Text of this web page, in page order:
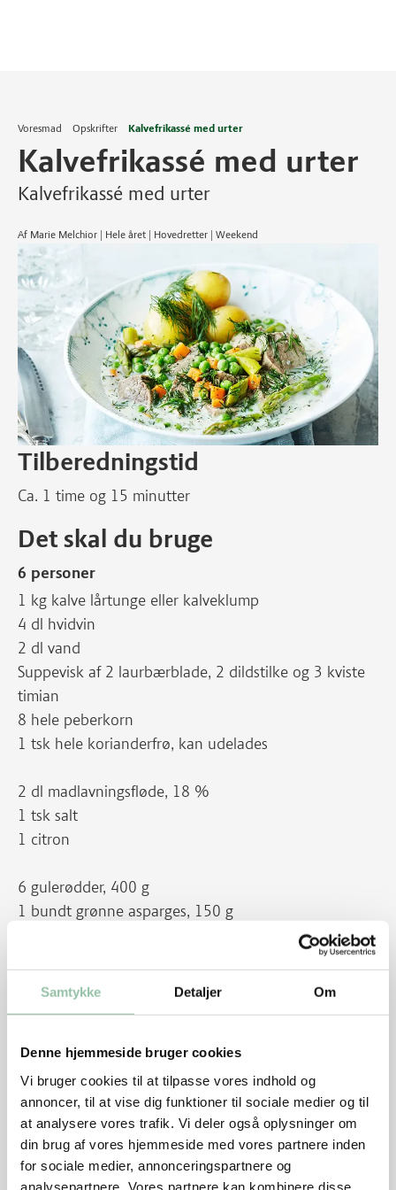
Samtykke Detaljer Om
Denne hjemmeside bruger cookies
Vi bruger cookies til at tilpasse vores indhold og
annoncer, til at vise dig funktioner til sociale medier og til
at analysere vores trafik. Vi deler også oplysninger om
din brug af vores hjemmeside med vores partnere inden
for sociale medier, annonceringspartnere og
analysepartnere. Vores partnere kan kombinere disse
Voresmad Opskrifter Kalvefrikassé med urter
Kalvefrikassé med urter
Kalvefrikassé med urter
Af Marie Melchior | Hele året | Hovedretter | Weekend
Tilberedningstid
Ca. 1 time og 15 minutter
Det skal du bruge
6 personer
1 kg kalve lårtunge eller kalveklump
4 dl hvidvin
2 dl vand
Suppevisk af 2 laurbærblade, 2 dildstilke og 3 kviste
timian
8 hele peberkorn
1 tsk hele korianderfrø, kan udelades
2 dl madlavningsfløde, 18 %
1 tsk salt
1 citron
6 gulerødder, 400 g
1 bundt grønne asparges, 150 g
Pynt
1,2 kg kartofler
Sådan gør du
Skær kødet i stykker på ca. 4X4 cm. Kog kødet i vin